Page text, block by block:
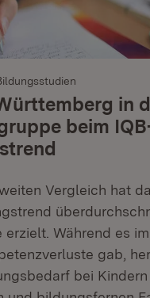
in
beim
Vergleich hat
erzielt. Während es
gab,
bei